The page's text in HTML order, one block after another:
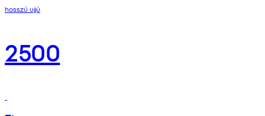
hosszú ujjú
2500